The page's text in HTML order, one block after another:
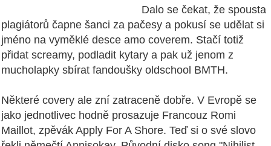
Dalo se čekat, že spousta
plagiátorů čapne šanci za pačesy a pokusí se udělat si
jméno na vyměklé desce amo coverem. Stačí totiž
přidat screamy, podladit kytary a pak už jenom z
mucholapky sbírat fandoušky oldschool BMTH.
Některé covery ale zní zatraceně dobře. V Evropě se
jako jednotlivec hodně prosazuje Francouz Romi
Maillot, zpěvák Apply For A Shore. Teď si o své slovo